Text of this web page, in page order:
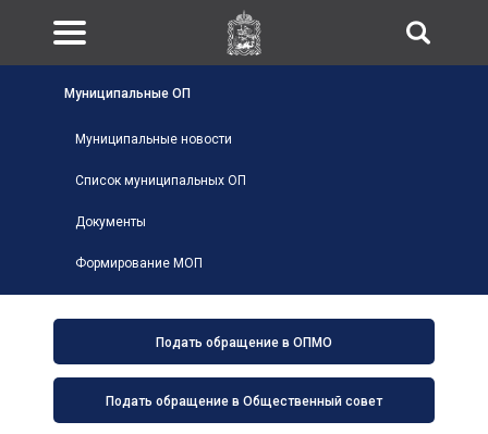
Подать обращение в ОПМО
Подать обращение в Общественный совет
Муниципальные ОП
Муниципальные новости
Список муниципальных ОП
Документы
Формирование МОП